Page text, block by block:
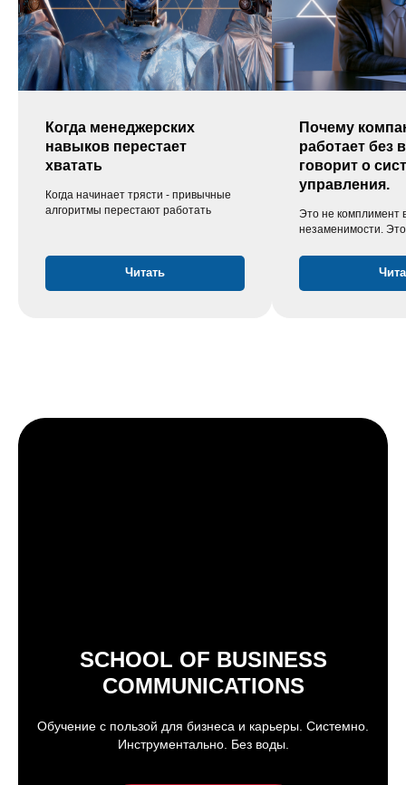
Когда менеджерских
навыков перестает
хватать
Когда начинает трясти - привычные
алгоритмы перестают работать
Читать
Почему
работает без
говорит о
управления.
Это не комплимент
незаменимости.
SCHOOL OF BUSINESS
COMMUNICATIONS
Обучение с пользой для бизнеса и карьеры. Системно.
Инструментально. Без воды.